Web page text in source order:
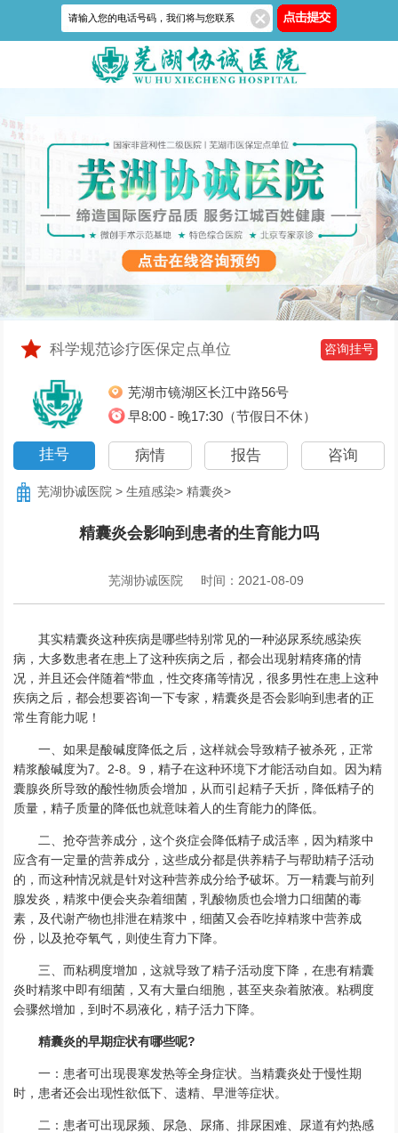
科学规范诊疗医保定点单位 咨询挂号
芜湖市镜湖区长江中路56号
早8:00 - 晚17:30（节假日不休）
挂号 病情 报告 咨询
芜湖协诚医院 >生殖感染>精囊炎>
精囊炎会影响到患者的生育能力吗
芜湖协诚医院 时间：2021-08-09
其实精囊炎这种疾病是哪些特别常见的一种泌尿系统感染疾
病，大多数患者在患上了这种疾病之后，都会出现射精疼痛的情
况，并且还会伴随着*带血，性交疼痛等情况，很多男性在患上这种
疾病之后，都会想要咨询一下专家，精囊炎是否会影响到患者的正
常生育能力呢！
一、如果是酸碱度降低之后，这样就会导致精子被杀死，正常
精浆酸碱度为7。2-8。9，精子在这种环境下才能活动自如。因为精
囊腺炎所导致的酸性物质会增加，从而引起精子夭折，降低精子的
质量，精子质量的降低也就意味着人的生育能力的降低。
二、抢夺营养成分，这个炎症会降低精子成活率，因为精浆中
应含有一定量的营养成分，这些成分都是供养精子与帮助精子活动
的，而这种情况就是针对这种营养成分给予破坏。万一精囊与前列
腺发炎，精浆中便会夹杂着细菌，乳酸物质也会增力口细菌的毒
素，及代谢产物也排泄在精浆中，细菌又会吞吃掉精浆中营养成
份，以及抢夺氧气，则使生育力下降。
三、而粘稠度增加，这就导致了精子活动度下降，在患有精囊
炎时精浆中即有细菌，又有大量白细胞，甚至夹杂着脓液。粘稠度
会骤然增加，到时不易液化，精子活力下降。
精囊炎的早期症状有哪些呢?
一：患者可出现畏寒发热等全身症状。当精囊炎处于慢性期
时，患者还会出现性欲低下、遗精、早泄等症状。
二：患者可出现尿频、尿急、尿痛、排尿困难、尿道有灼热感